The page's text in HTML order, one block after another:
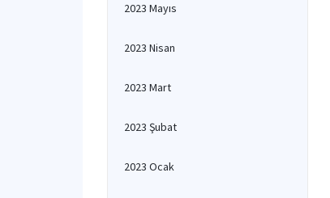
2023 Mayıs
2023 Nisan
2023 Mart
2023 Şubat
2023 Ocak